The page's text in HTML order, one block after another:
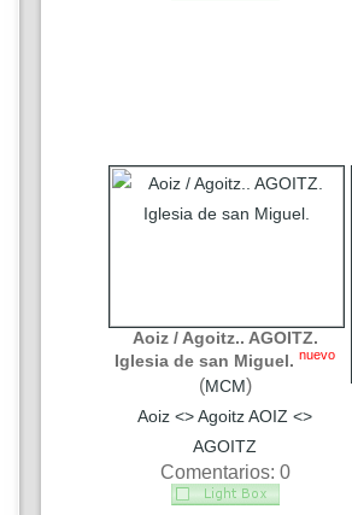
Aoiz / Agoitz.. AGOITZ.
Iglesia de san Miguel. nuevo
(MCM)
Aoiz <> Agoitz AOIZ <>
AGOITZ
Comentarios: 0